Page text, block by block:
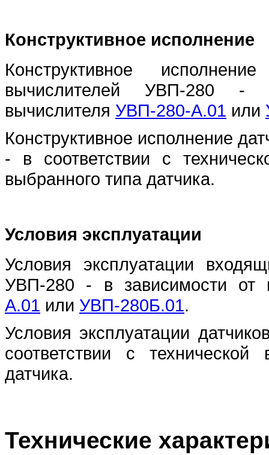
Конструктивное исполнение
Конструктивное
вычислителей УВП-280 -
вычислителя УВП-280-А.01 или
Конструктивное исполнение
- в соответствии с
выбранного типа датчика.
Условия эксплуатации
Условия эксплуатации
УВП-280 - в зависимости от
А.01 или УВП-280Б.01.
Условия эксплуатации
соответствии с
датчика.
Технические